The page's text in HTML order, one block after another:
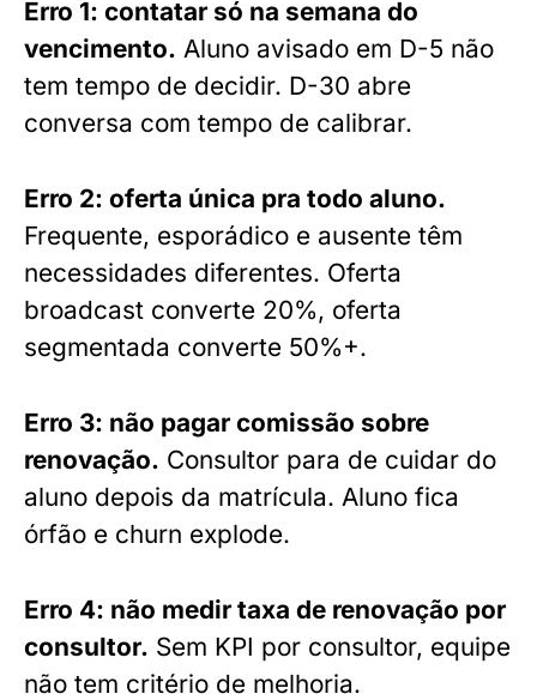
Erro 1: contatar só na semana do
vencimento. Aluno avisado em D-5 não
tem tempo de decidir. D-30 abre
conversa com tempo de calibrar.
Erro 2: oferta única pra todo aluno.
Frequente, esporádico e ausente têm
necessidades diferentes. Oferta
broadcast converte 20%, oferta
segmentada converte 50%+.
Erro 3: não pagar comissão sobre
renovação. Consultor para de cuidar do
aluno depois da matrícula. Aluno fica
órfão e churn explode.
Erro 4: não medir taxa de renovação por
consultor. Sem KPI por consultor, equipe
não tem critério de melhoria.